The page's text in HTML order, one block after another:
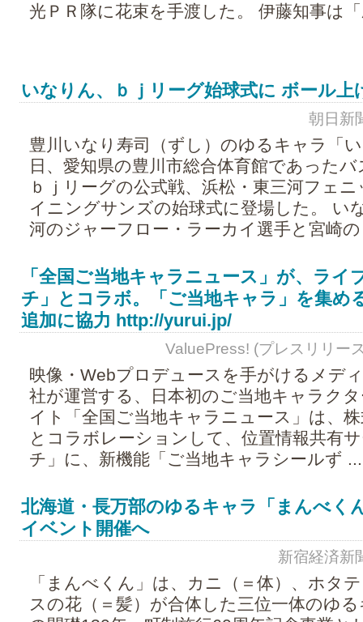
光ＰＲ隊に花束を手渡した。 伊藤知事は
いなりん、ｂｊリーグ始球式に ボール上
朝日新
豊川いなり寿司（ずし）のゆるキャラ「
日、愛知県の豊川市総合体育館であった
ｂｊリーグの公式戦、浜松・東三河フェ
イニングサンズの始球式に登場した。 い
河のジャーフロー・ラーカイ選手と宮崎
「全国ご当地キャラニュース」が、ライ
チ」とコラボ。「ご当地キャラ」を集め
追加に協力 http://yurui.jp/
ValuePress! (プレスリリー
映像・Webプロデュースを手がけるメデ
社が運営する、日本初のご当地キャラク
イト「全国ご当地キャラニュース」は、
とコラボレーションして、位置情報共有
チ」に、新機能「ご当地キャラシールず ...
北海道・長万部のゆるキャラ「まんべく
イベント開催へ
新宿経済新
「まんべくん」は、カニ（＝体）、ホタ
スの花（＝髪）が合体した三位一体のゆ